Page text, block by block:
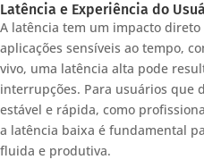
Latência e Experiência do
A latência tem um impacto
aplicações sensíveis ao tempo,
vivo, uma latência alta pode
interrupções. Para usuários que
estável e rápida, como
a latência baixa é fundamental
fluida e produtiva.